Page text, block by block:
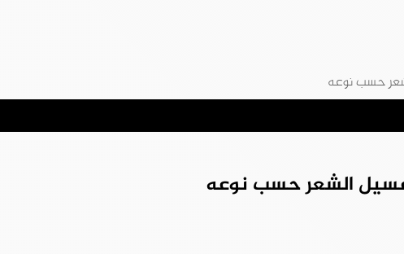
حسب نوعه
غسيل الشعر حسب نوعه